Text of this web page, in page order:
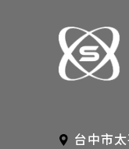
台中市